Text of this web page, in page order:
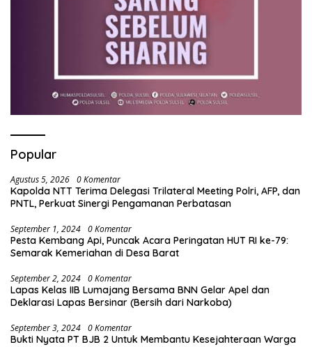
Popular
Agustus 5, 2026 0 Komentar
Kapolda NTT Terima Delegasi Trilateral Meeting Polri, AFP, dan
PNTL, Perkuat Sinergi Pengamanan Perbatasan
September 1, 2024 0 Komentar
Pesta Kembang Api, Puncak Acara Peringatan HUT RI ke-79:
Semarak Kemeriahan di Desa Barat
September 2, 2024 0 Komentar
Lapas Kelas IIB Lumajang Bersama BNN Gelar Apel dan
Deklarasi Lapas Bersinar (Bersih dari Narkoba)
September 3, 2024 0 Komentar
Bukti Nyata PT BJB 2 Untuk Membantu Kesejahteraan Warga